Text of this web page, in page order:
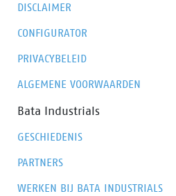
DISCLAIMER
CONFIGURATOR
PRIVACYBELEID
ALGEMENE VOORWAARDEN
Bata Industrials
GESCHIEDENIS
PARTNERS
WERKEN BIJ BATA INDUSTRIALS